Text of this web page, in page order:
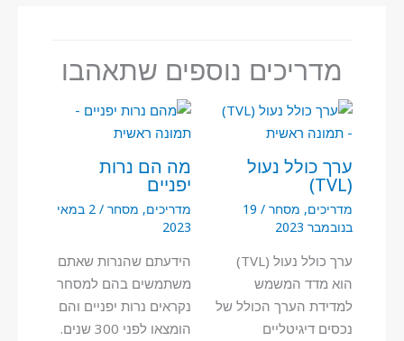
מדריכים נוספים שתאהבו
ערך כולל נעול
(TVL)
מדריכים, מסחר /
19
בנובמבר 2023
ערך כולל נעול (TVL)
הוא מדד המשמש
למדידת הערך הכולל של
נכסים דיגיטליים
מה הם נרות
יפניים
מדריכים, מסחר /
2 במאי
2023
הידעתם שהנרות שאתם
משתמשים בהם למסחר
נקראים נרות יפניים והם
הומצאו לפני 300 שנים.